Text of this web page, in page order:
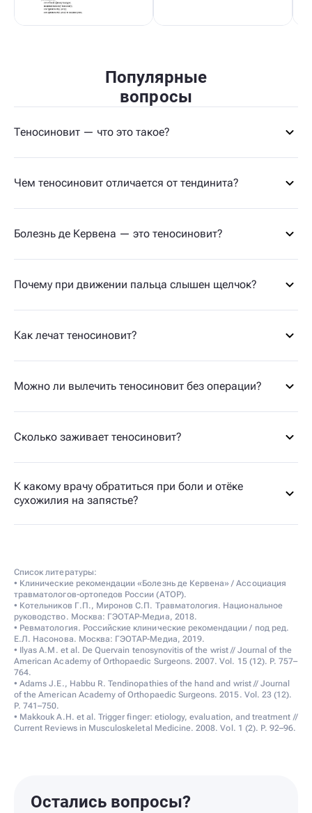
Популярные
вопросы
Теносиновит — что это такое?
Чем теносиновит отличается от тендинита?
Болезнь де Кервена — это теносиновит?
Почему при движении пальца слышен щелчок?
Как лечат теносиновит?
Можно ли вылечить теносиновит без операции?
Сколько заживает теносиновит?
К какому врачу обратиться при боли и отёке
сухожилия на запястье?
Список литературы:
• Клинические рекомендации «Болезнь де Кервена» / Ассоциация
травматологов-ортопедов России (АТОР).
• Котельников Г.П., Миронов С.П. Травматология. Национальное
руководство. Москва: ГЭОТАР-Медиа, 2018.
• Ревматология. Российские клинические рекомендации / под ред.
Е.Л. Насонова. Москва: ГЭОТАР-Медиа, 2019.
• Ilyas A.M. et al. De Quervain tenosynovitis of the wrist // Journal of the
American Academy of Orthopaedic Surgeons. 2007. Vol. 15 (12). P. 757–
764.
• Adams J.E., Habbu R. Tendinopathies of the hand and wrist // Journal
of the American Academy of Orthopaedic Surgeons. 2015. Vol. 23 (12).
P. 741–750.
• Makkouk A.H. et al. Trigger finger: etiology, evaluation, and treatment //
Current Reviews in Musculoskeletal Medicine. 2008. Vol. 1 (2). P. 92–96.
Остались вопросы?